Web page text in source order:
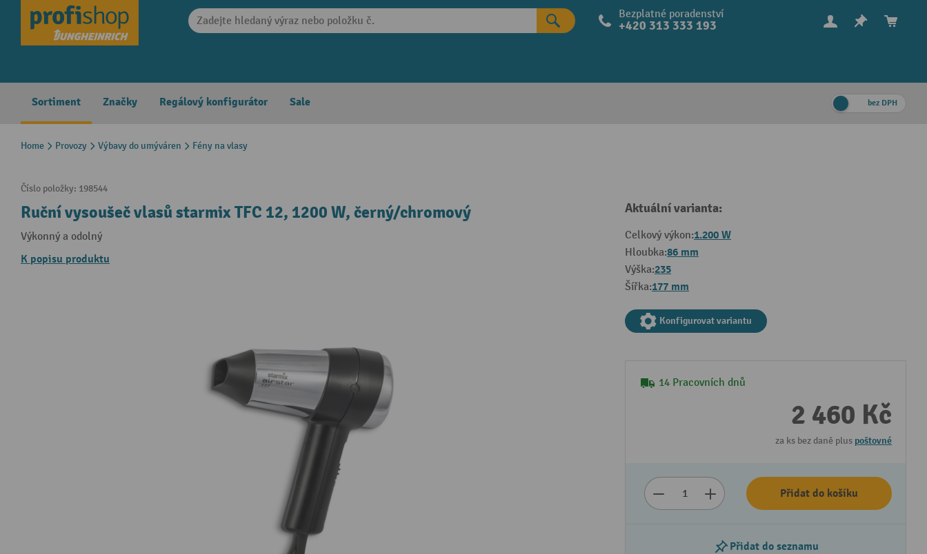
Skip to main navigation Bezplatné poradenství
+420 313 333 193
Sortiment Značky Regálový konfigurátor Sale bez DPH
Home Provozy Výbavy do umýváren Fény na vlasy
Číslo položky: 198544
Ruční vysoušeč vlasů starmix TFC 12, 1200 W, černý/chromový
Výkonný a odolný
K popisu produktu
Aktuální varianta:
Celkový výkon:1.200 W
Hloubka:86 mm
Výška:235
Šířka:177 mm
Konfigurovat variantu
14 Pracovních dnů
2 460 Kč
za ks bez daně plus poštovné
Přidat do košíku
Přidat do seznamu